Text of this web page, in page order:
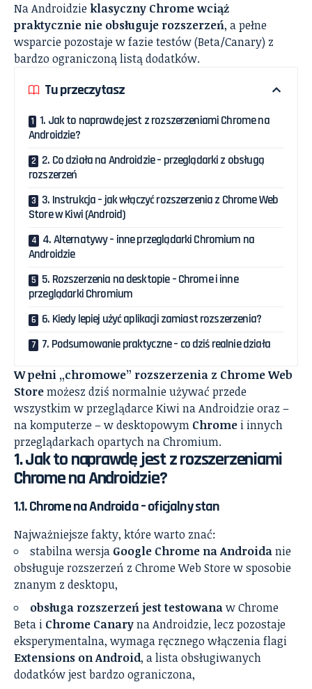
Na Androidzie klasyczny Chrome wciąż
praktycznie nie obsługuje rozszerzeń, a pełne
wsparcie pozostaje w fazie testów (Beta/Canary) z
bardzo ograniczoną listą dodatków.
Tu przeczytasz
1. Jak to naprawdę jest z rozszerzeniami Chrome na
Androidzie?
2. Co działa na Androidzie – przeglądarki z obsługą
rozszerzeń
3. Instrukcja – jak włączyć rozszerzenia z Chrome Web
Store w Kiwi (Android)
4. Alternatywy – inne przeglądarki Chromium na
Androidzie
5. Rozszerzenia na desktopie – Chrome i inne
przeglądarki Chromium
6. Kiedy lepiej użyć aplikacji zamiast rozszerzenia?
7. Podsumowanie praktyczne – co dziś realnie działa
W pełni „chromowe” rozszerzenia z Chrome Web
Storemożesz dziś normalnie używać przede
wszystkim w przeglądarce Kiwi na Androidzie oraz –
na komputerze – w desktopowym Chrome i innych
przeglądarkach opartych na Chromium.
1. Jak to naprawdę jest z rozszerzeniami
Chrome na Androidzie?
1.1. Chrome na Androida – oficjalny stan
Najważniejsze fakty, które warto znać:
stabilna wersja Google Chrome na Androidanie
obsługuje rozszerzeń z Chrome Web Store w sposobie
znanym z desktopu,
obsługa rozszerzeń jest testowanaw Chrome
Beta i Chrome Canaryna Androidzie, lecz pozostaje
eksperymentalna, wymaga ręcznego włączenia flagi
Extensions on Android, a lista obsługiwanych
dodatków jest bardzo ograniczona,